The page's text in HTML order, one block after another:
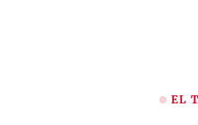
EL